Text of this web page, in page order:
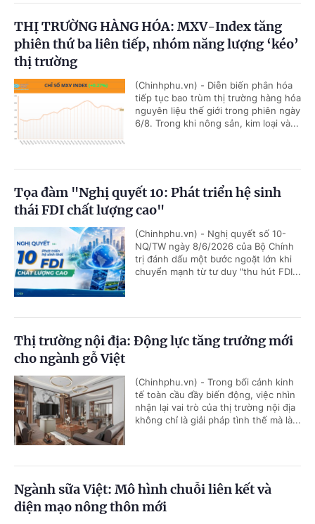
THỊ TRƯỜNG HÀNG HÓA: MXV-Index tăng
phiên thứ ba liên tiếp, nhóm năng lượng ‘kéo’
thị trường
(Chinhphu.vn) - Diễn biến phân hóa
tiếp tục bao trùm thị trường hàng hóa
nguyên liệu thế giới trong phiên ngày
6/8. Trong khi nông sản, kim loại và...
Tọa đàm "Nghị quyết 10: Phát triển hệ sinh
thái FDI chất lượng cao"
(Chinhphu.vn) - Nghị quyết số 10-
NQ/TW ngày 8/6/2026 của Bộ Chính
trị đánh dấu một bước ngoặt lớn khi
chuyển mạnh từ tư duy "thu hút FDI...
Thị trường nội địa: Động lực tăng trưởng mới
cho ngành gỗ Việt
(Chinhphu.vn) - Trong bối cảnh kinh
tế toàn cầu đầy biến động, việc nhìn
nhận lại vai trò của thị trường nội địa
không chỉ là giải pháp tình thế mà là...
Ngành sữa Việt: Mô hình chuỗi liên kết và
diện mạo nông thôn mới